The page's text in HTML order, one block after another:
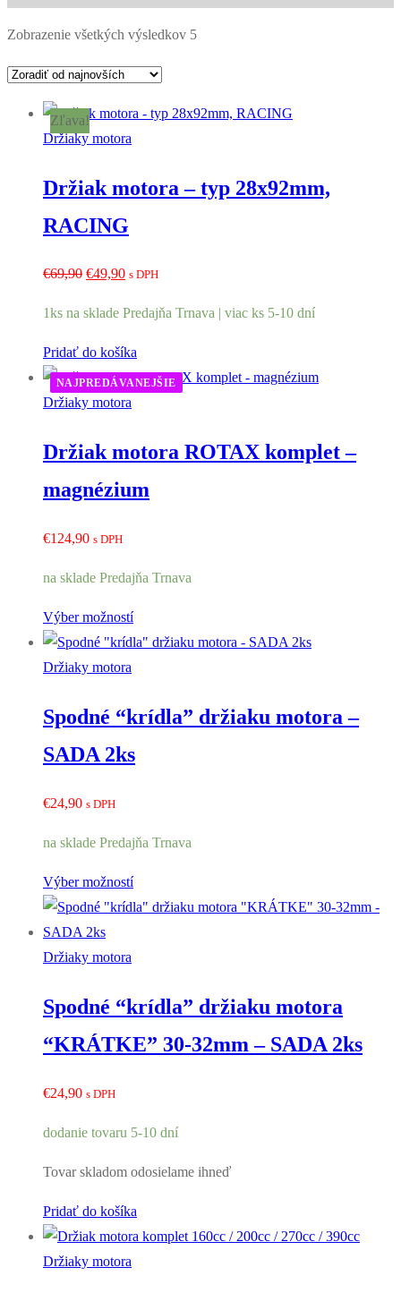
Zobrazenie všetkých výsledkov 5Zoradené
Držiaky motora
Zľava!
Držiak motora – typ 28x92mm,
RACING
€69,90 Pôvodná
bola:
€69,90.
€49,90Aktuálna
je:
€49,90.
s DPH
1ks na sklade Predajňa Trnava | viac ks 5-10 dní
Pridať do košíka
Držiaky motora
NAJPREDÁVANEJŠIE
Držiak motora ROTAX komplet –
magnézium
€124,90 s DPH
na sklade Predajňa Trnava
Výber možností
Držiaky motora
Spodné “krídla” držiaku motora –
SADA 2ks
€24,90 s DPH
na sklade Predajňa Trnava
Výber možností
Držiaky motora
Spodné “krídla” držiaku motora
“KRÁTKE” 30-32mm – SADA 2ks
€24,90 s DPH
dodanie tovaru 5-10 dní
Tovar skladom odosielame ihneď
Pridať do košíka
Držiaky motora